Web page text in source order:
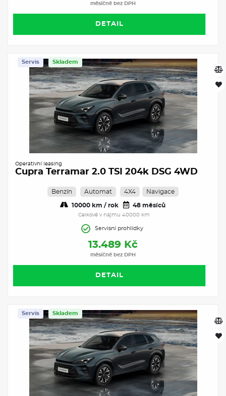
měsíčně bez DPH
DETAIL
Skladem
Servis
Operativní leasing
Cupra Terramar 2.0 TSI 204k DSG 4WD
Benzín Automat 4X4 Navigace
10000 km / rok 48 měsíců
Celkově v nájmu 40000 km
Servisní prohlídky
13.489 Kč
měsíčně bez DPH
DETAIL
Skladem
Servis